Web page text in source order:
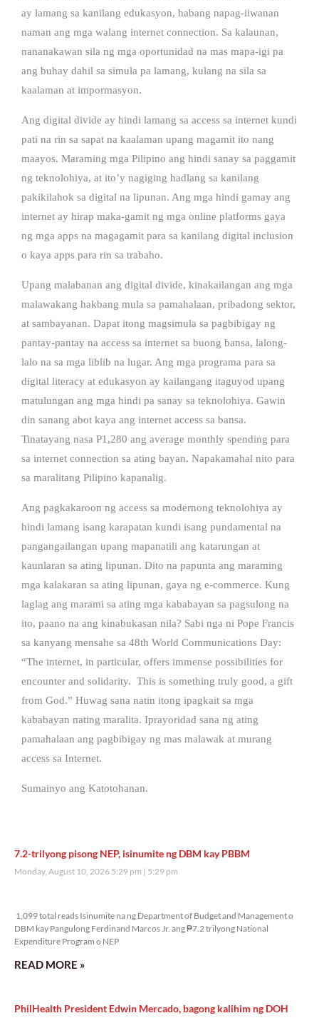
ay lamang sa kanilang edukasyon, habang napag-iiwanan
naman ang mga walang internet connection. Sa kalaunan,
nananakawan sila ng mga oportunidad na mas mapa-igi pa
ang buhay dahil sa simula pa lamang, kulang na sila sa
kaalaman at impormasyon.
Ang digital divide ay hindi lamang sa access sa internet kundi
pati na rin sa sapat na kaalaman upang magamit ito nang
maayos. Maraming mga Pilipino ang hindi sanay sa paggamit
ng teknolohiya, at ito’y nagiging hadlang sa kanilang
pakikilahok sa digital na lipunan. Ang mga hindi gamay ang
internet ay hirap maka-gamit ng mga online platforms gaya
ng mga apps na magagamit para sa kanilang digital inclusion
o kaya apps para rin sa trabaho.
Upang malabanan ang digital divide, kinakailangan ang mga
malawakang hakbang mula sa pamahalaan, pribadong sektor,
at sambayanan. Dapat itong magsimula sa pagbibigay ng
pantay-pantay na access sa internet sa buong bansa, lalong-
lalo na sa mga liblib na lugar. Ang mga programa para sa
digital literacy at edukasyon ay kailangang itaguyod upang
matulungan ang mga hindi pa sanay sa teknolohiya. Gawin
din sanang abot kaya ang internet access sa bansa.
Tinatayang nasa P1,280 ang average monthly spending para
sa internet connection sa ating bayan. Napakamahal nito para
sa maralitang Pilipino kapanalig.
Ang pagkakaroon ng access sa modernong teknolohiya ay
hindi lamang isang karapatan kundi isang pundamental na
pangangailangan upang mapanatili ang katarungan at
kaunlaran sa ating lipunan. Dito na papunta ang maraming
mga kalakaran sa ating lipunan, gaya ng e-commerce. Kung
laglag ang marami sa ating mga kababayan sa pagsulong na
ito, paano na ang kinabukasan nila? Sabi nga ni Pope Francis
sa kanyang mensahe sa 48th World Communications Day:
“The internet, in particular, offers immense possibilities for
encounter and solidarity. This is something truly good, a gift
from God.” Huwag sana natin itong ipagkait sa mga
kababayan nating maralita. Iprayoridad sana ng ating
pamahalaan ang pagbibigay ng mas malawak at murang
access sa Internet.
Sumainyo ang Katotohanan.
7.2-trilyong pisong NEP, isinumite ng DBM kay PBBM
Monday, August 10, 2026 5:29 pm 5:29 pm
1,099 total reads Isinumite na ng Department of Budget and Management o
DBM kay Pangulong Ferdinand Marcos Jr. ang ₱7.2 trilyong National
Expenditure Program o NEP
READ MORE »
PhilHealth President Edwin Mercado, bagong kalihim ng DOH